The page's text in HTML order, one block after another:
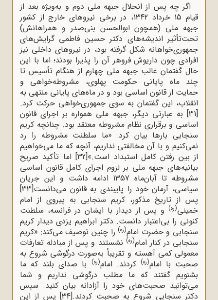
اگر چه پس از انحلال جبهه ملی دوم و به‌ویژه بعد از
قیام 15 خرداد 1342، در برخی نیروهای خارج از کشور
جبهه ملی (همچون ابوالحسن بنی‌‌صدر و همراهانش)
تحت‌تأثیر اندیشه‌های دکتر حسین فاطمی گرایش‌های
جمهوری‌خواهانه شکل گرفته بود، در نیروهای داخلی نیز
افرادی چون داریوش فروهر آن را پذیرا بودند؛ اما با این
حال گفتمان غالب جبهه ملی چهارم از هنگام تأسیس تا
چند ماه پایانی حکومت پهلوی، مشروطه‌خواهی و
حمایت از قانون اساسی بود و در ماه‌های پایانی منتهی به
انقلاب، این گفتمان به سوی جمهوری‌خواهی حرکت کرد.
[31]
به عبارتی دیگر، جبهه ملی همواره بر اجرای قانون
اساسی و برقراری نظام مشروطه معتقد بود. چنانچه کریم
سنجابی بارها بیان کرد: «ما سلطنت مشروطه را رد
نمی‌کنیم و با آن مخالفتی نداریم، آنچه که ما می‌خواهیم
از بین رفتن کامل استبداد است.»[32]
اما تأکید صریح
بیانیه‌های جبهه ملی بر لزوم اجرای کامل قانون اساسی
مشروطه تا آبان‌ماه 1357 ادامه داشت و این جریان
سیاسی، آرمان خود را پایبندی به قانون می‌دانست[33]
پس از تاریخ مذکور، کریم سنجابی به پیروی از امام
خمینی(ره) و پس از دیدار با ایشان در فرانسه، سلطنت
کنونی را بی‌اعتبار دانست. دکتر ابراهیم یزدی دیدار کریم
سنجابی و حضرت امام(ره) را چنین توصیف می‌کند: «کریم
سنجابی در کنار امام(ره) نشستند و پس از مبادله تعارفات
معمولی کمی آهسته و تقریباً به‌صورت درگوشی شروع به
صحبت با امام(ره) کردند. امام(ره)
با صدای بلند که ما
بشنویم گفتند که ما مطلب درگوشی نداریم و شما
می‌توانید صحبت‌های خود را آزادانه بیان کنید. سپس
دکتر سنجابی شروع به صحبت کردند.[34] پس از این